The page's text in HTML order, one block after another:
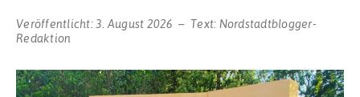
Veröffentlicht:3. August 2026 Text: Nordstadtblogger-
Redaktion